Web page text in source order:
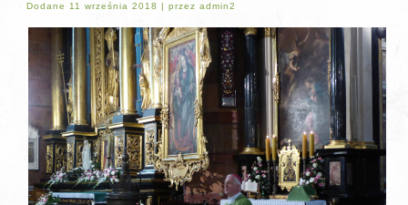
Dodane 11 września 2018 |przez admin2